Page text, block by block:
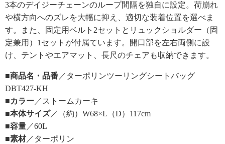
3本のデイジーチェーンのループ間隔を独自に設定。荷崩れ
や横方向へのズレを大幅に抑え、適切な装着位置を選べま
す。また、固定用ベルト2セットとリュックショルダー（固
定兼用）1セットが付属ています。開口部を左右両側に設
け、テントやエアマット、長尺のチェアも収納できます。
■商品名・品番 ／ターポリンツーリングシートバッグ
DBT427-KH
■カラー ／ストームカーキ
■本体サイズ／（約）W68×L（D）117cm
■容量 ／60L
■素材／ターポリン